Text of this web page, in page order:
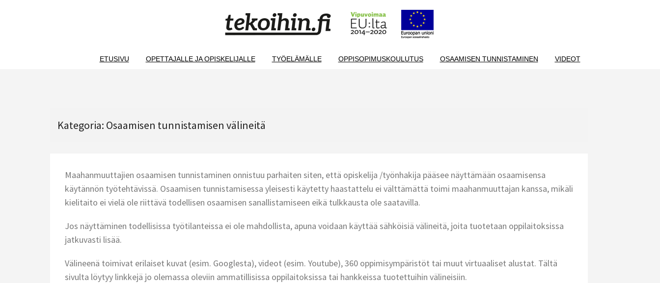
ETUSIVU OPETTAJALLE JA OPISKELIJALLE TYÖELÄMÄLLE OPPISOPIMUSKOULUTUS OSAAMISEN TUNNISTAMINEN VIDEOT
Kategoria: Osaamisen tunnistamisen välineitä
Maahanmuuttajien osaamisen tunnistaminen onnistuu parhaiten siten, että opiskelija /työnhakija pääsee näyttämään osaamisensa
käytännön työtehtävissä. Osaamisen tunnistamisessa yleisesti käytetty haastattelu ei välttämättä toimi maahanmuuttajan kanssa, mikäli
kielitaito ei vielä ole riittävä todellisen osaamisen sanallistamiseen eikä tulkkausta ole saatavilla.
Jos näyttäminen todellisissa työtilanteissa ei ole mahdollista, apuna voidaan käyttää sähköisiä välineitä, joita tuotetaan oppilaitoksissa
jatkuvasti lisää.
Välineenä toimivat erilaiset kuvat (esim. Googlesta), videot (esim. Youtube), 360 oppimisympäristöt tai muut virtuaaliset alustat. Tältä
sivulta löytyy linkkejä jo olemassa oleviin ammatillisissa oppilaitoksissa tai hankkeissa tuotettuihin välineisiin.